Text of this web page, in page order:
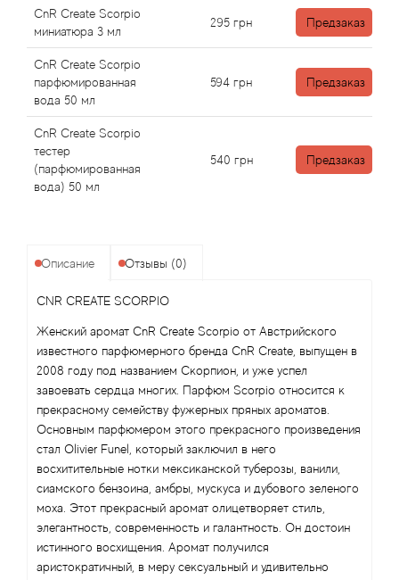
CnR Create Scorpio
миниатюра 3 мл
295 грн Предзаказ
CnR Create Scorpio
парфюмированная
вода 50 мл
594 грн Предзаказ
CnR Create Scorpio
тестер
(парфюмированная
вода) 50 мл
540 грн Предзаказ
Описание Отзывы (0)
CNR CREATE SCORPIO
Женский аромат CnR Create Scorpio от Австрийского
известного парфюмерного бренда CnR Create, выпущен в
2008 году под названием Скорпион, и уже успел
завоевать сердца многих. Парфюм Scorpio относится к
прекрасному семейству фужерных пряных ароматов.
Основным парфюмером этого прекрасного произведения
стал Olivier Funel, который заключил в него
восхитительные нотки мексиканской туберозы, ванили,
сиамского бензоина, амбры, мускуса и дубового зеленого
моха. Этот прекрасный аромат олицетворяет стиль,
элегантность, современность и галантность. Он достоин
истинного восхищения. Аромат получился
аристократичный, в меру сексуальный и удивительно
Alfred Dunhill
Alyson Oldoini
Alyssa Ashley
American Crew
Amouage
Angel Schlesser
Anima Mundi
Anna Sui
Annayake
Anne Fontaine
Annick Goutal